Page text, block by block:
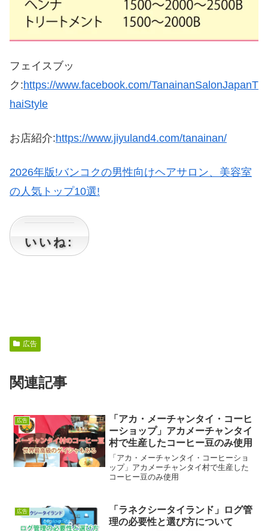
フェイスブッ
ク:https://www.facebook.com/TanainanSalonJapanT
haiStyle
お店紹介:https://www.jiyuland4.com/tanainan/
2026年版!バンコクの男性向けヘアサロン、美容室
の人気トップ10選!
いいね:
広告
関連記事
広告
「アカ・メーチャンタイ・コーヒ
ーショップ」アカメーチャンタイ
村で生産したコーヒー豆のみ使用
「アカ・メーチャンタイ・コーヒーショ
ップ」アカメーチャンタイ村で生産した
コーヒー豆のみ使用
広告
「ラネクシータイランド」ログ管
理の必要性と選び方について